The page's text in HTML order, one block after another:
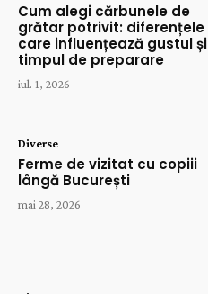
Cum alegi cărbunele de
grătar potrivit: diferențele
care influențează gustul și
timpul de preparare
iul. 1, 2026
Diverse
Ferme de vizitat cu copiii
lângă București
mai 28, 2026